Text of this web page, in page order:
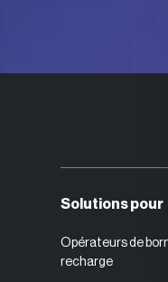
Solutions pour
Opérateurs de
recharge